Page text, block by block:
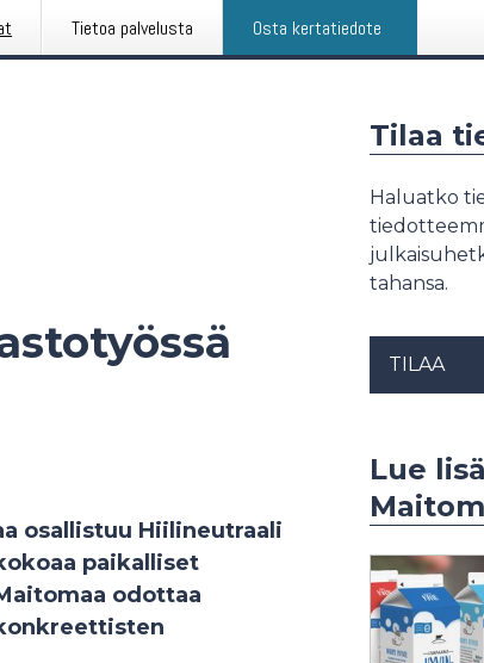
Tietoa palvelusta Osta kertatiedote
osallistuu Hiilineutraali
paikalliset
odottaa
Tilaa
Haluatko
tahansa.
TILAA
Lue